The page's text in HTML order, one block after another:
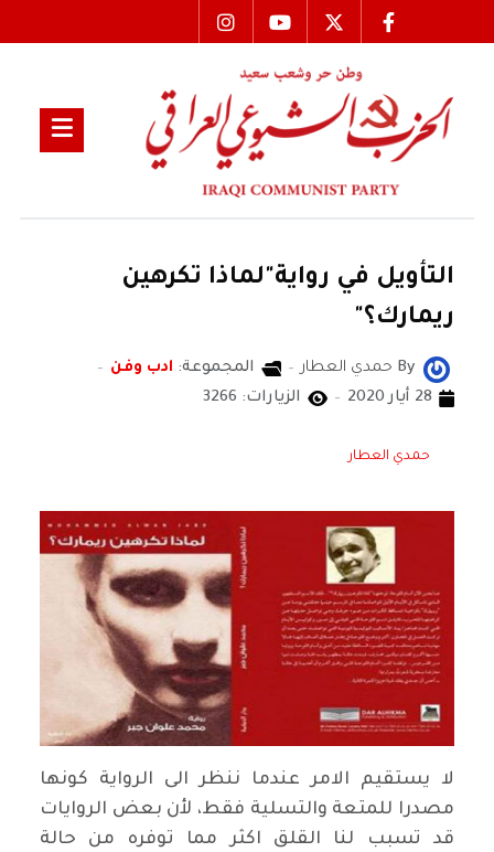
التأويل في رواية"لماذا تكرهين
ريمارك؟"
By حمدي العطار المجموعة: ادب وفن
28 أيار 2020
الزيارات: 3266
حمدي العطار
لا يستقيم الامر عندما ننظر الى الرواية كونها
مصدرا للمتعة والتسلية فقط، لأن بعض الروايات
قد تسبب لنا القلق اكثر مما توفره من حالة